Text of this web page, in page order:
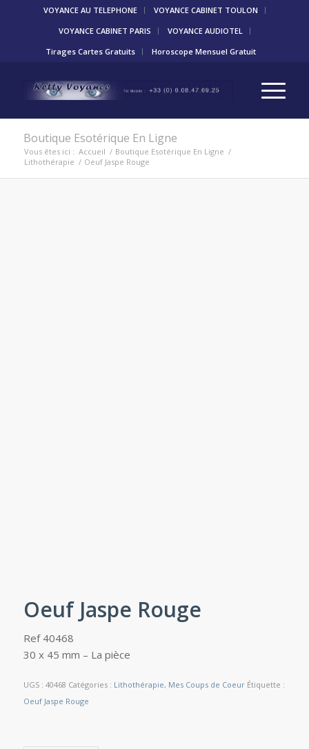
VOYANCE AU TELEPHONE
VOYANCE CABINET TOULON
VOYANCE CABINET PARIS
VOYANCE AUDIOTEL
Tirages Cartes Gratuits
Horoscope Mensuel Gratuit
Boutique Esotérique En Ligne
Vous êtes ici : Accueil / Boutique Esotérique En Ligne /
Lithothérapie / Oeuf Jaspe Rouge
Oeuf Jaspe Rouge
Ref 40468
30 x 45 mm – La pièce
UGS : 40468 Catégories : Lithothérapie, Mes Coups de Coeur Étiquette :
Oeuf Jaspe Rouge